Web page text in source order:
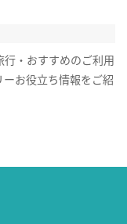
・おすすめのご利用
お役立ち情報をご紹